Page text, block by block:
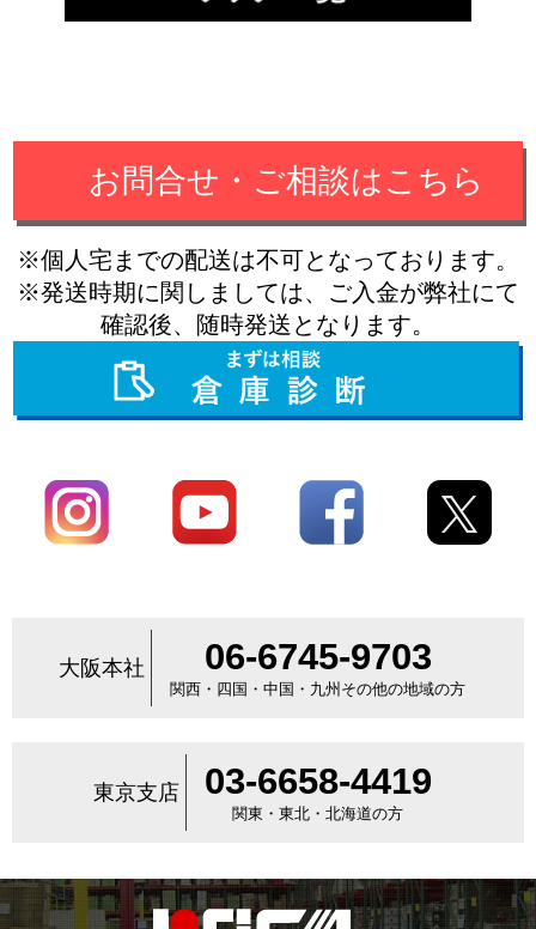
お問合せ・ご相談はこちら
※個人宅までの配送は不可となっております。
※発送時期に関しましては、ご入金が弊社にて
確認後、随時発送となります。
大阪本社 06-6745-9703
関西・四国・中国・九州その他の地域の方
東京支店 03-6658-4419
関東・東北・北海道の方